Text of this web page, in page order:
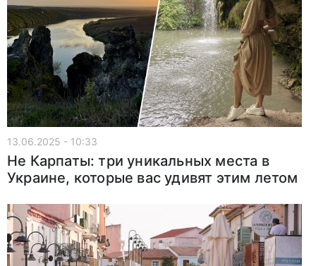
13.06.2025 - 10:33
Не Карпаты: три уникальных места в
Украине, которые вас удивят этим летом